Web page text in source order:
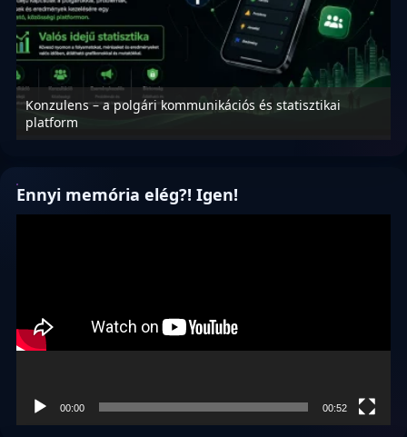
Konzulens – a polgári kommunikációs és statisztikai
platform
Ennyi memória elég?! Igen!
00:00 00:52